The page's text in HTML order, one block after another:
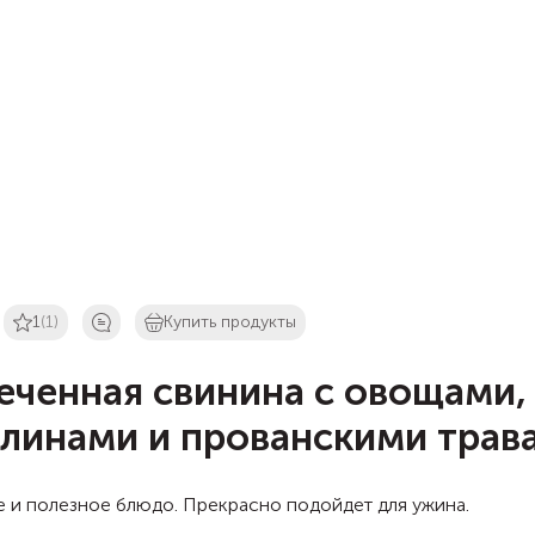
1(1) Купить продукты
свинина с овощами,
и прованскими
и полезное блюдо. Прекрасно подойдет для ужина.